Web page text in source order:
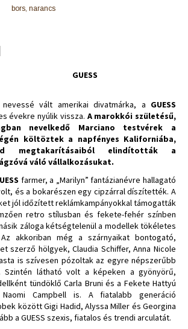
bors, narancs
GUESS
vált amerikai divatmárka, a GUESS
évekre nyúlik vissza. A marokkói születésű,
nevelkedő Marciano testvérek a
költöztek a napfényes Kaliforniába,
megtakarításaiból elindították a
váló vállalkozásukat.
farmer, a „Marilyn” fantázianévre hallagató
és a bokarészen egy cipzárral díszítették. A
jól időzített reklámkampányokkal támogatták
retro stílusban és fekete-fehér színben
záloga kétségtelenül a modellek tökéletes
akkoriban még a szárnyaikat bontogató,
szerző hölgyek, Claudia Schiffer, Anna Nicole
is szívesen pózoltak az egyre népszerűbb
Szintén látható volt a képeken a gyönyörű,
tündöklő Carla Bruni és a Fekete Hattyú
Campbell is. A fiatalabb generáció
között Gigi Hadid, Alyssa Miller és Georgina
a GUESS szexis, fiatalos és trendi arculatát.